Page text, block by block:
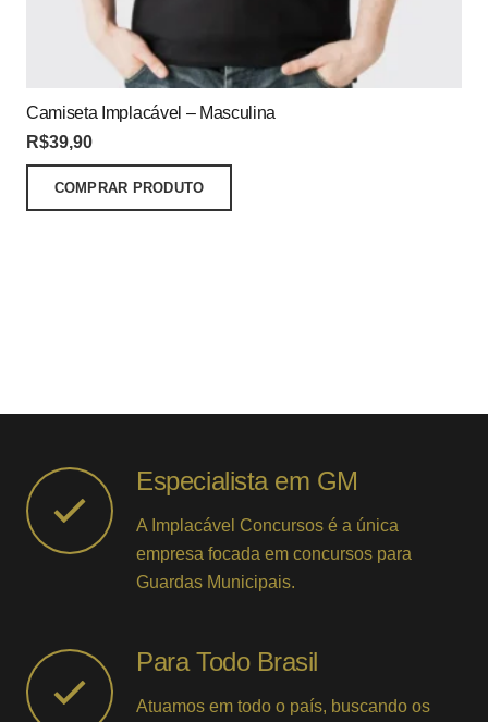
Camiseta Implacável – Masculina
R$39,90
COMPRAR PRODUTO
Especialista em GM
A Implacável Concursos é a única
empresa focada em concursos para
Guardas Municipais.
Para Todo Brasil
Atuamos em todo o país, buscando os